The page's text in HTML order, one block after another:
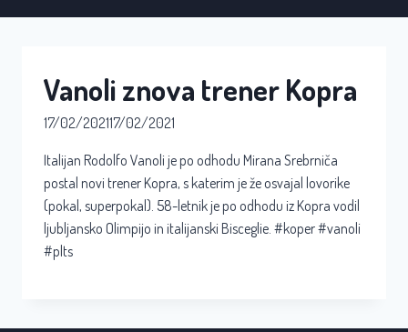
Vanoli znova trener Kopra
17/02/202117/02/2021
Italijan Rodolfo Vanoli je po odhodu Mirana Srebrniča
postal novi trener Kopra, s katerim je že osvajal lovorike
(pokal, superpokal). 58-letnik je po odhodu iz Kopra vodil
ljubljansko Olimpijo in italijanski Bisceglie. #koper #vanoli
#plts